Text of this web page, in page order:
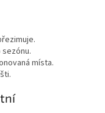
místa.